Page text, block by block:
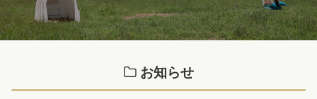
お知らせ